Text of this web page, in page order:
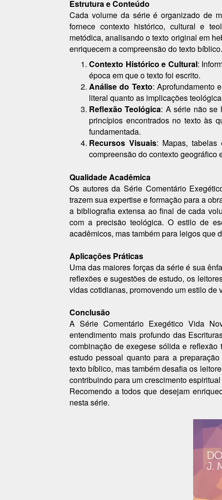
Estrutura e Conteúdo
Cada volume da série é organizado de
fornece contexto histórico, cultural e
metódica, analisando o texto original em
enriquecem a compreensão do texto
Contexto Histórico e Cultural:
época em que o texto foi escrito.
Análise do Texto: Aprofundamento
literal quanto as implicações
Reflexão Teológica: A série não se
princípios encontrados no texto às
fundamentada.
Recursos Visuais: Mapas, tabelas
compreensão do contexto geográfico
Qualidade Acadêmica
Os autores da Série Comentário
trazem sua expertise e formação para a
a bibliografia extensa ao final de cada
com a precisão teológica. O estilo de
acadêmicos, mas também para leigos que
Aplicações Práticas
Uma das maiores forças da série é sua
reflexões e sugestões de estudo, os
vidas cotidianas, promovendo um estilo de
Conclusão
A Série Comentário Exegético Vida
entendimento mais profundo das
combinação de exegese sólida e
estudo pessoal quanto para a
texto bíblico, mas também desafia os
contribuindo para um crescimento
Recomendo a todos que desejam
nesta série.